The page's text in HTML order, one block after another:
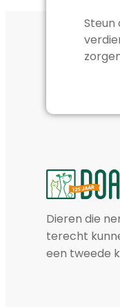
Steun
Dieren die
terecht
een tweede